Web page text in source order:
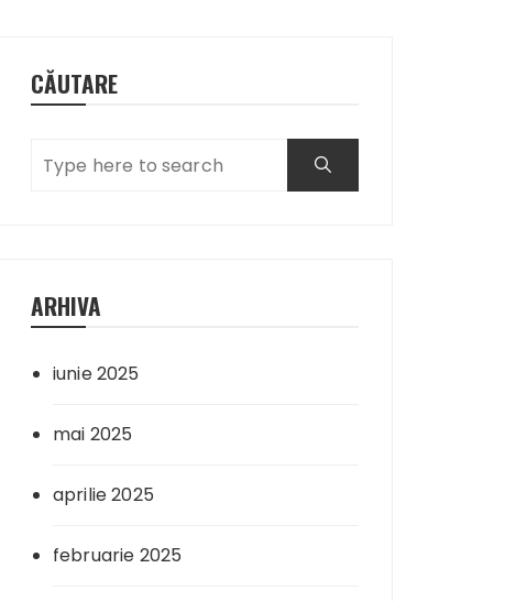
CĂUTARE
ARHIVA
iunie 2025
mai 2025
aprilie 2025
februarie 2025